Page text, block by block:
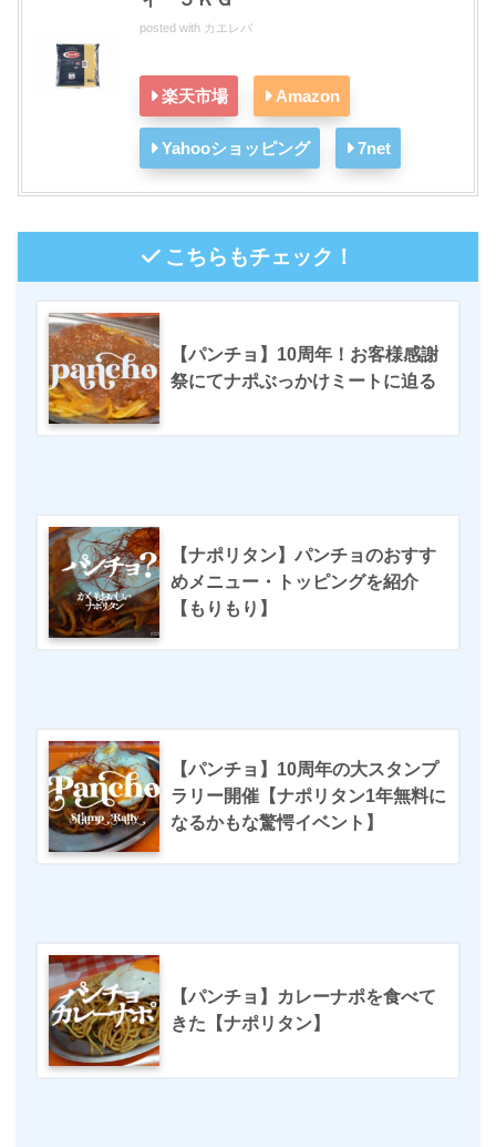
posted with カエレバ
楽天市場 Amazon
Yahooショッピング 7net
こちらもチェック！
【パンチョ】10周年！お客様感謝
祭にてナポぶっかけミートに迫る
【ナポリタン】パンチョのおすす
めメニュー・トッピングを紹介
【もりもり】
【パンチョ】10周年の大スタンプ
ラリー開催【ナポリタン1年無料に
なるかもな驚愕イベント】
【パンチョ】カレーナポを食べて
きた【ナポリタン】